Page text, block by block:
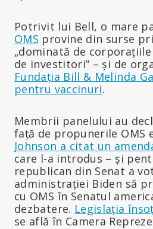
Potrivit lui Bell, o mare
OMS provine din surse
„dominată de
de investitori” – și de
Fundația Bill & Melinda
pentru vaccinuri.
Membrii panelului au
față de propunerile OMS
Johnson a citat un
care l-a introdus – și
republican din Senat a
administrației Biden să
cu OMS în Senatul
dezbatere. Legislația
se află în Camera